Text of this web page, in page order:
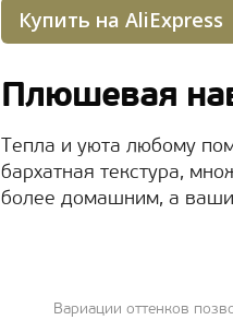
Купить на AliExpress
Плюшевая
Тепла и уюта любому
бархатная текстура,
более домашним, а
Вариации оттенков